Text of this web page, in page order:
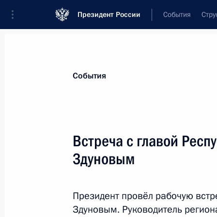
Президент России События
6 августа 2024 года, 13:30
События
Встреча с главой
Здуновым
Президент провёл рабочую
Здуновым. Руководитель